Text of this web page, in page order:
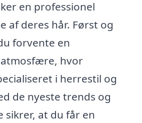
en professionel
af deres hår. Først og
forvente en
hvor
i herrestil og
de nyeste trends og
sikrer, at du får en